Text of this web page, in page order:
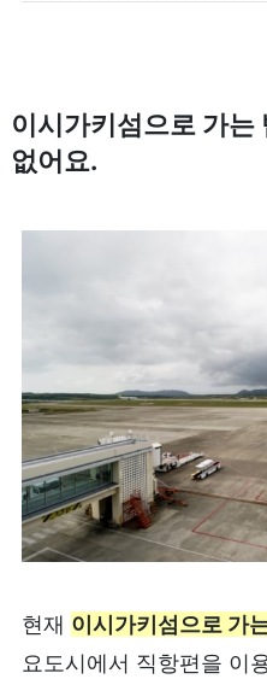
이시가키섬으로 가는
없어요.
현재 이시가키섬으로 가
요도시에서 직항편을 이